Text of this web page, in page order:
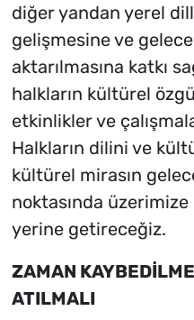
diğer yandan yerel
gelişmesine ve
aktarılmasına katkı
halkların kültürel
etkinlikler ve
Halkların dilini ve
kültürel mirasın
noktasında
yerine getireceğiz.
ZAMAN
ATILMALI